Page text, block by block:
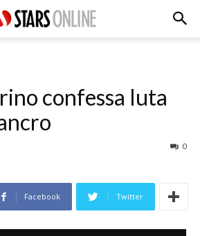
confessa luta
0
Facebook Twitter